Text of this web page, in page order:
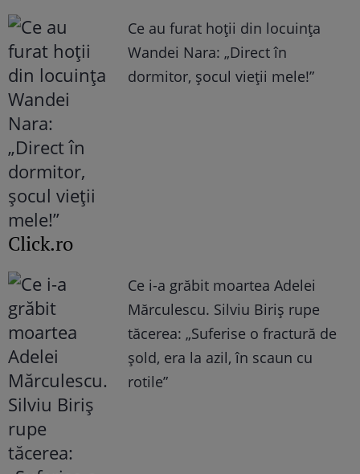
Ce au furat hoții din locuința
Wandei Nara: „Direct în
dormitor, șocul vieții mele!”
Click.ro
Ce i-a grăbit moartea Adelei
Mărculescu. Silviu Biriș rupe
tăcerea: „Suferise o fractură de
șold, era la azil, în scaun cu
rotile”